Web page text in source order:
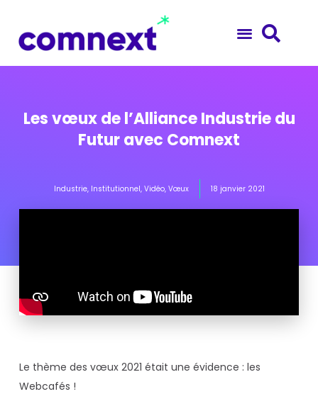
Les vœux de l’Alliance Industrie du
Futur avec Comnext
Industrie, Institutionnel, Vidéo, Vœux 18 janvier 2021
Le thème des vœux 2021 était une évidence : les
Webcafés !